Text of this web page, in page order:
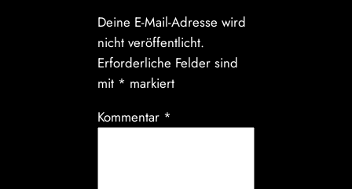
Deine E-Mail-Adresse wird
nicht veröffentlicht.
Erforderliche Felder sind
mit * markiert
Kommentar *